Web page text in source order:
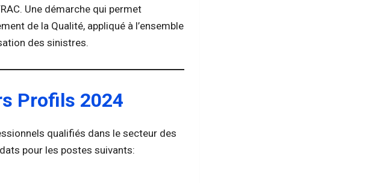
Une démarche qui permet
de la Qualité, appliqué à l’ensemble
des sinistres.
Profils 2024
qualifiés dans le secteur des
pour les postes suivants: